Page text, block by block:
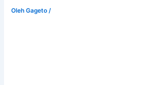
OlehGageto/